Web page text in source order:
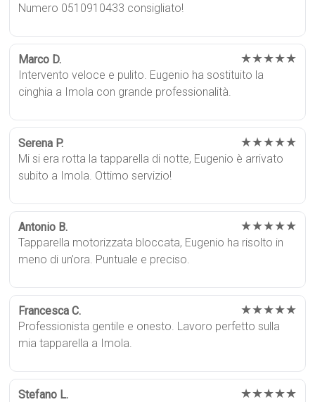
Numero 0510910433 consigliato!
Marco D. ★★★★★
Intervento veloce e pulito. Eugenio ha sostituito la
cinghia a Imola con grande professionalità.
Serena P. ★★★★★
Mi si era rotta la tapparella di notte, Eugenio è arrivato
subito a Imola. Ottimo servizio!
Antonio B. ★★★★★
Tapparella motorizzata bloccata, Eugenio ha risolto in
meno di un’ora. Puntuale e preciso.
Francesca C. ★★★★★
Professionista gentile e onesto. Lavoro perfetto sulla
mia tapparella a Imola.
Stefano L. ★★★★★